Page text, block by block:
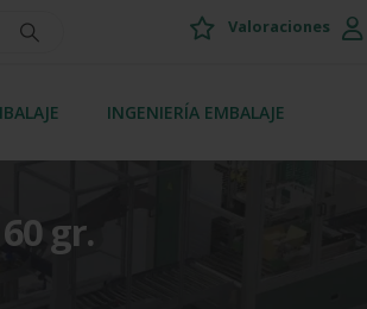
Valoraciones
INGENIERÍA EMBALAJE
gr.